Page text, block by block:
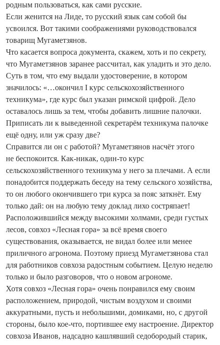
родным пользоваться, как сами русские.
Если женится на Лиде, то русский язык сам собой бы
усвоился. Вот такими соображениями руководствовался
товарищ Мугаметзянов.
Что касается вопроса документа, скажем, хоть и по секрету,
что Мугаметзянов заранее рассчитал, как уладить и это дело.
Суть в том, что ему выдали удостоверение, в котором
значилось: «…окончил I курс сельскохозяйственного
техникума», где курс был указан римской цифрой. Дело
оставалось лишь за тем, чтобы добавить лишние палочки.
Приписать ли к вы­веденной секретарём техникума палочке
ещё одну, или уж сразу две?
Справится ли он с работой? Мугаметзянов насчёт этого
не беспокоится. Как-никак, один-то курс
сельскохозяйственного техникума у него за плечами. А если
понадобится поддержать беседу на тему сельского хозяйства,
то он любого окончившего три курса за пояс заткнёт. Ему
только дай: он на любую тему доклад лихо состряпает!
Расположившийся между высокими холмами, среди густых
лесов, совхоз «Лесная гора» за всё время своего
существования, оказывается, не видал более или менее
приличного агронома. Поэтому приезд Мугаметзянова стал
для работников совхоза радостным событием. Целую неделю
только и было разговоров, что о новом агрономе.
Хотя совхоз «Лесная гора» очень понравился ему своим
расположением, природой, чистым воздухом и своими
аккуратными, пусть и небольшими, домиками, но, с другой
стороны, было кое-что, портившее ему настроение. Директор
совхоза Иванов, надсадно кашлявший седобородый старик,